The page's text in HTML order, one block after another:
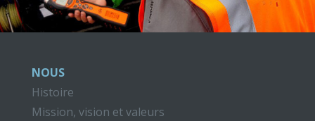
NOUS
Histoire
Mission, vision et valeurs